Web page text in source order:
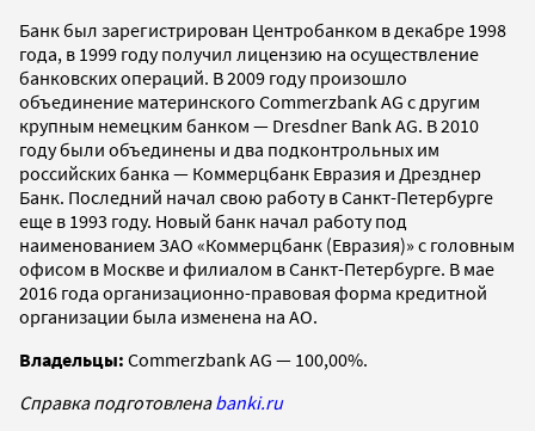
Банк был зарегистрирован Центробанком в декабре 1998
года, в 1999 году получил лицензию на осуществление
банковских операций. В 2009 году произошло
объединение материнского Commerzbank AG с другим
крупным немецким банком — Dresdner Bank AG. В 2010
году были объединены и два подконтрольных им
российских банка — Коммерцбанк Евразия и Дрезднер
Банк. Последний начал свою работу в Санкт-Петербурге
еще в 1993 году. Новый банк начал работу под
наименованием ЗАО «Коммерцбанк (Евразия)» с головным
офисом в Москве и филиалом в Санкт-Петербурге. В мае
2016 года организационно-правовая форма кредитной
организации была изменена на АО.
Владельцы: Commerzbank AG — 100,00%.
Справка подготовленаbanki.ru